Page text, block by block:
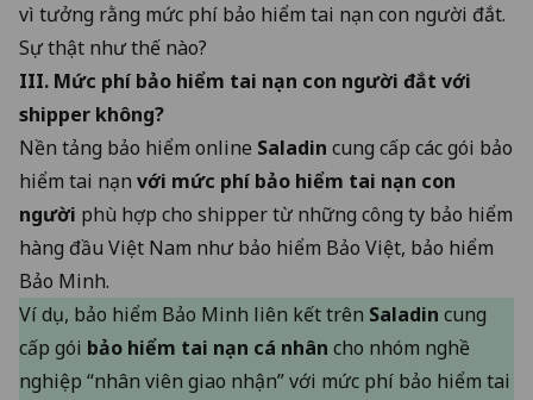
vì tưởng rằng mức phí bảo hiểm tai nạn con người đắt.
Sự thật như thế nào?
III. Mức phíbảo hiểm tai nạn con người đắt với
shipper không?
Nền tảng bảo hiểm online Saladin cung cấp các gói bảo
hiểm tai nạn với mức phí bảo hiểm tai nạn con
người phù hợp cho shipper từ những công ty bảo hiểm
hàng đầu Việt Nam như bảo hiểm Bảo Việt, bảo hiểm
Bảo Minh.
Ví dụ, bảo hiểm Bảo Minh liên kết trên Saladin cung
cấp gói bảo hiểm tai nạn cá nhân cho nhóm nghề
nghiệp “nhân viên giao nhận” với mức phí bảo hiểm tai